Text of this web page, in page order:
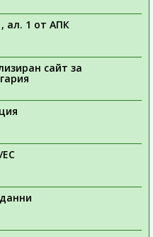
ал. 1 от АПК
сайт за
ЕС